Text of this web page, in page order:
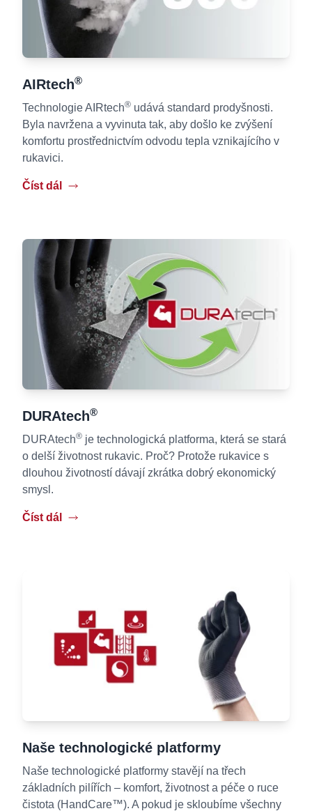
AIRtech®
Technologie AIRtech® udává standard prodyšnosti.
Byla navržena a vyvinuta tak, aby došlo ke zvýšení
komfortu prostřednictvím odvodu tepla vznikajícího v
rukavici.
Číst dál
DURAtech®
DURAtech® je technologická platforma, která se stará
o delší životnost rukavic. Proč? Protože rukavice s
dlouhou životností dávají zkrátka dobrý ekonomický
smysl.
Číst dál
Naše technologické platformy
Naše technologické platformy stavějí na třech
základních pilířích – komfort, životnost a péče o ruce
čistota (HandCare™). A pokud je skloubíme všechny